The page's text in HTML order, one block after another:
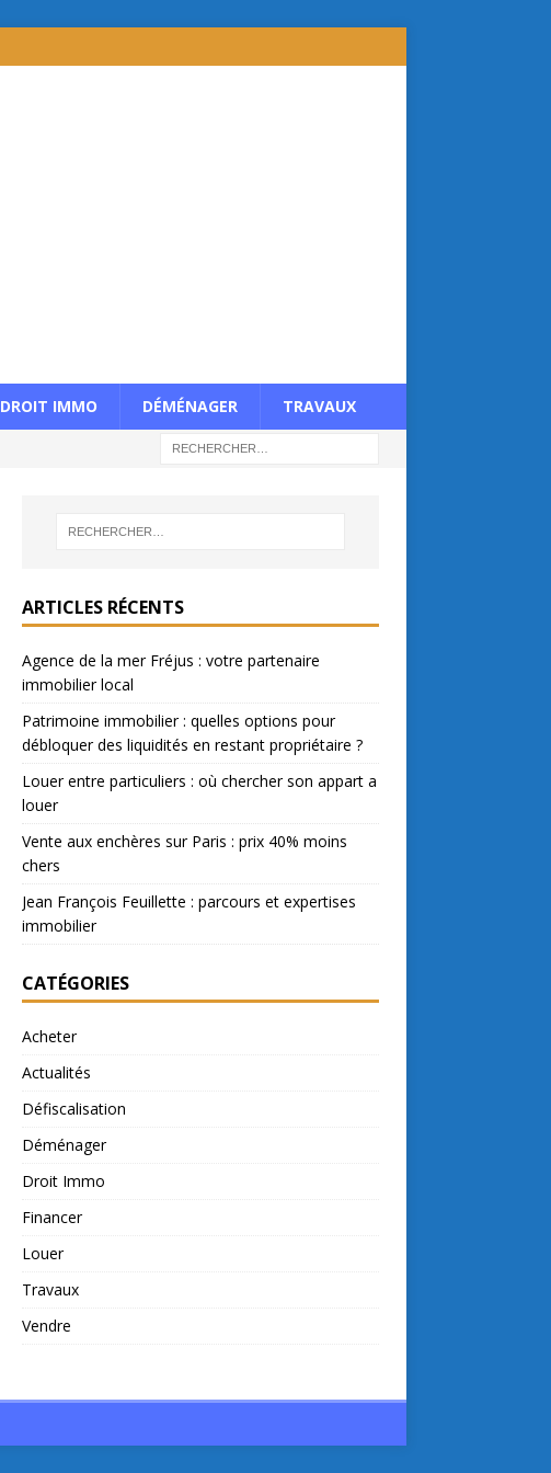
DROIT IMMO DÉMÉNAGER TRAVAUX
ARTICLES RÉCENTS
Agence de la mer Fréjus : votre partenaire
immobilier local
Patrimoine immobilier : quelles options pour
débloquer des liquidités en restant propriétaire ?
Louer entre particuliers : où chercher son appart a
louer
Vente aux enchères sur Paris : prix 40% moins
chers
Jean François Feuillette : parcours et expertises
immobilier
CATÉGORIES
Acheter
Actualités
Défiscalisation
Déménager
Droit Immo
Financer
Louer
Travaux
Vendre